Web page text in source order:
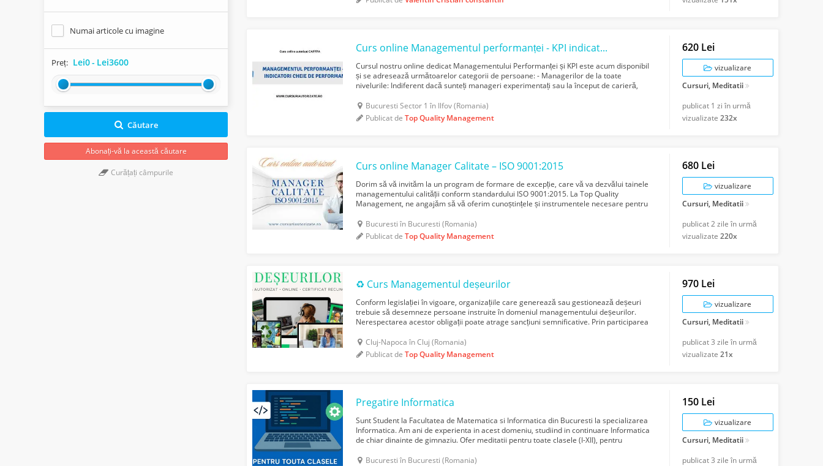
Curs online Managementul performanței - KPI indicatori cheie de performanță
Cursul nostru online dedicat Managementului Performanței și KPI este acum disponibil
și se adresează următoarelor categorii de persoane: - Managerilor de la toate
nivelurile: Indiferent dacă sunteți manageri experimentați sau la început de carieră,
Bucuresti Sector 1 în Ilfov (Romania)
Publicat deTop Quality Management
620 Lei
vizualizare
Cursuri, Meditatii
publicat 1 zi în urmă
vizualizate 232x
Curs online Manager Calitate – ISO 9001:2015
Dorim să vă invităm la un program de formare de excepție, care vă va dezvălui tainele
managementului calității conform standardului ISO 9001:2015. La Top Quality
Management, ne angajăm să vă oferim cunoștințele și instrumentele necesare pentru
Bucuresti în Bucuresti (Romania)
Publicat deTop Quality Management
680 Lei
vizualizare
Cursuri, Meditatii
publicat2 zile în urmă
vizualizate 220x
♻️ Curs Managementul deșeurilor
Conform legislației în vigoare, organizațiile care generează sau gestionează deșeuri
trebuie să desemneze persoane instruite în domeniul managementului deșeurilor.
Nerespectarea acestor obligații poate atrage sancțiuni semnificative. Prin participarea
Cluj-Napoca în Cluj (Romania)
Publicat deTop Quality Management
970 Lei
vizualizare
Cursuri, Meditatii
publicat3 zile în urmă
vizualizate 21x
Pregatire Informatica
Sunt Student la Facultatea de Matematica si Informatica din Bucuresti la specializarea
Informatica. Am ani de experienta in acest domeniu, studiind in continuare Informatica
de chiar dinainte de gimnaziu. Ofer meditatii pentru toate clasele (I-XII), pentru
Bucuresti în Bucuresti (Romania)
150 Lei
vizualizare
Cursuri, Meditatii
publicat3 zile în urmă
Numai articole cu imagine
Preț: Lei0- Lei3600
Căutare
Abonați-vă la această căutare
Curățați câmpurile